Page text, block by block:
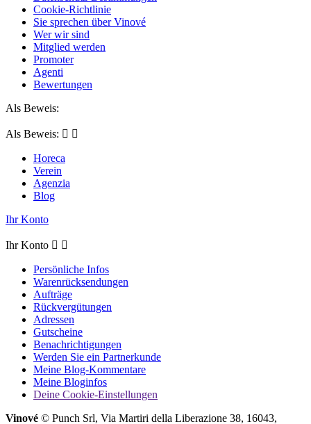
Cookie-Richtlinie
Sie sprechen über Vinové
Wer wir sind
Mitglied werden
Promoter
Agenti
Bewertungen
Als Beweis:
Als Beweis:  
Horeca
Verein
Agenzia
Blog
Ihr Konto
Ihr Konto  
Persönliche Infos
Warenrücksendungen
Aufträge
Rückvergütungen
Adressen
Gutscheine
Benachrichtigungen
Werden Sie ein Partnerkunde
Meine Blog-Kommentare
Meine Bloginfos
Deine Cookie-Einstellungen
Vinové © Punch Srl, Via Martiri della Liberazione 38, 16043,